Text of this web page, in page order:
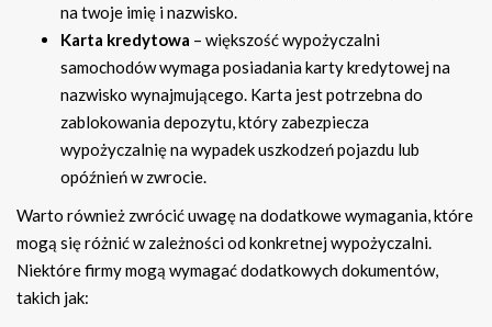
na twoje imię i nazwisko.
Karta kredytowa – większość wypożyczalni
samochodów wymaga posiadania karty kredytowej na
nazwisko wynajmującego. Karta jest potrzebna do
zablokowania depozytu, który zabezpiecza
wypożyczalnię na wypadek uszkodzeń pojazdu lub
opóźnień w zwrocie.
Warto również zwrócić uwagę na dodatkowe wymagania, które
mogą się różnić w zależności od konkretnej wypożyczalni.
Niektóre firmy mogą wymagać dodatkowych dokumentów,
takich jak: